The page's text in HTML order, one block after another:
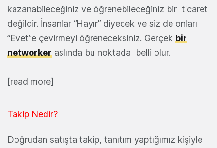
kazanabileceğiniz ve öğrenebileceğiniz bir ticaret
değildir. İnsanlar “Hayır” diyecek ve siz de onları
“Evet”e çevirmeyi öğreneceksiniz. Gerçek bir
networker aslında bu noktada belli olur.
[read more]
Takip Nedir?
Doğrudan satışta takip, tanıtım yaptığımız kişiyle